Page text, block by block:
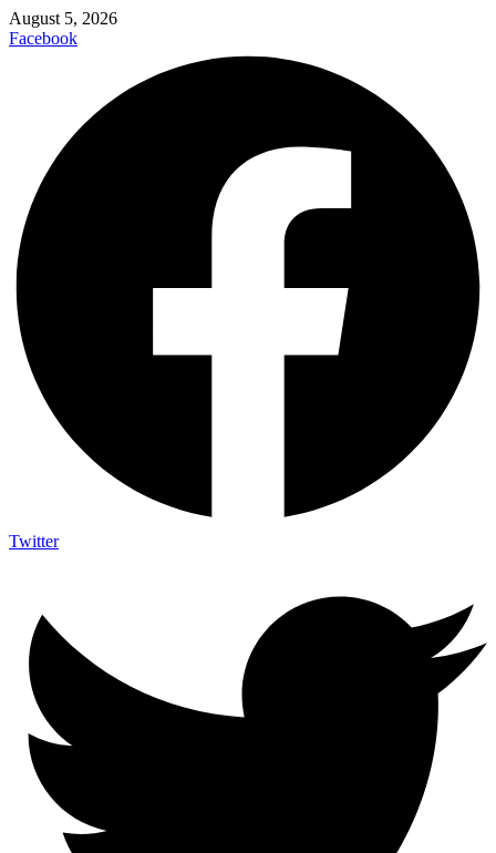
August 5, 2026
Facebook
Twitter